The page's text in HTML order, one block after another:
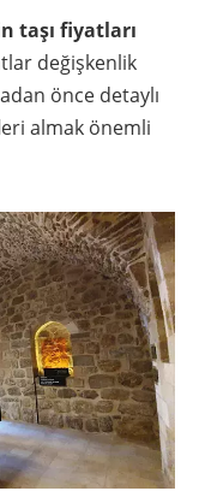
taşı fiyatları
değişkenlik
önce detaylı
almak önemli